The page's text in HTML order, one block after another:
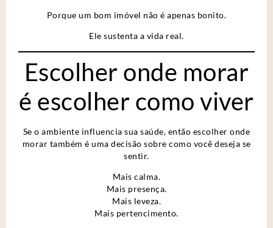
Porque um bom imóvel não é apenas bonito.
Ele sustenta a vida real.
Escolher onde morar
é escolher como viver
Se o ambiente influencia sua saúde, então escolher onde
morar também é uma decisão sobre como você deseja se
sentir.
Mais calma.
Mais presença.
Mais leveza.
Mais pertencimento.